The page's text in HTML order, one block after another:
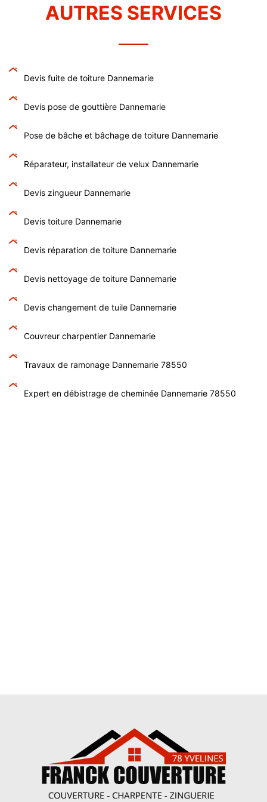
AUTRES SERVICES
Devis fuite de toiture Dannemarie
Devis pose de gouttière Dannemarie
Pose de bâche et bâchage de toiture Dannemarie
Réparateur, installateur de velux Dannemarie
Devis zingueur Dannemarie
Devis toiture Dannemarie
Devis réparation de toiture Dannemarie
Devis nettoyage de toiture Dannemarie
Devis changement de tuile Dannemarie
Couvreur charpentier Dannemarie
Travaux de ramonage Dannemarie 78550
Expert en débistrage de cheminée Dannemarie 78550